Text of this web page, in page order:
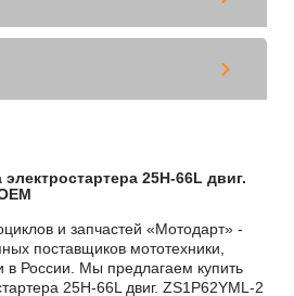
25H-66L двиг.
и запчастей «Мотодарт» -
поставщиков мототехники,
в России. Мы предлагаем купить
25H-66L двиг. ZS1P62YML-2